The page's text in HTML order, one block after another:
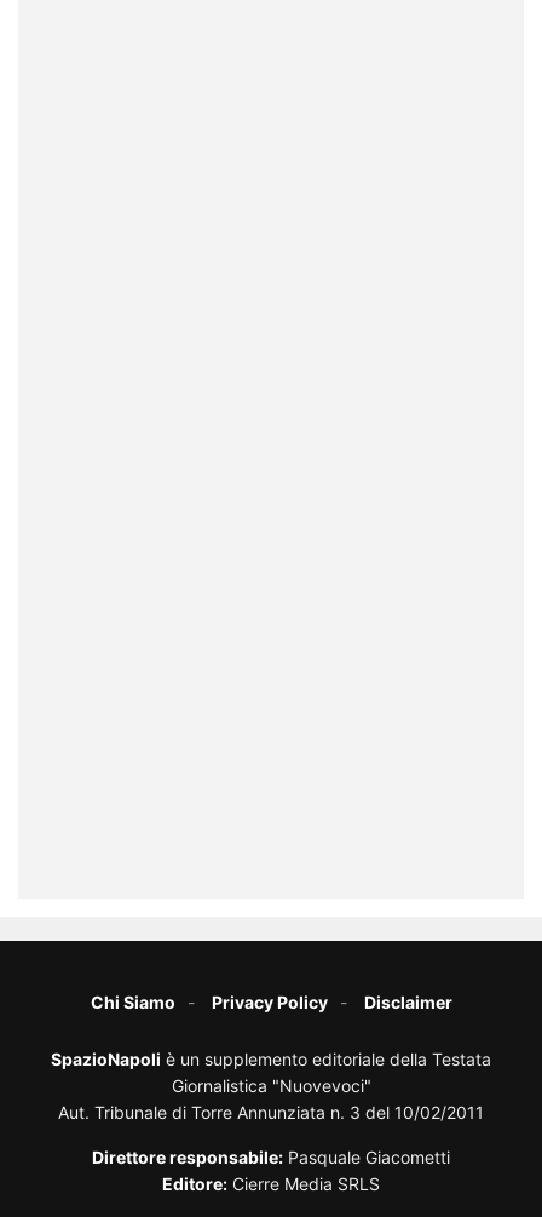
Chi Siamo Privacy Policy Disclaimer
SpazioNapoli è un supplemento editoriale della Testata
Giornalistica "Nuovevoci"
Aut. Tribunale di Torre Annunziata n. 3 del 10/02/2011
Direttore responsabile: Pasquale Giacometti
Editore: Cierre Media SRLS